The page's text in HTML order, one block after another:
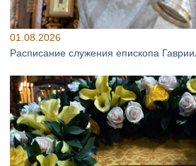
01.08.2026
Расписание служения епископа